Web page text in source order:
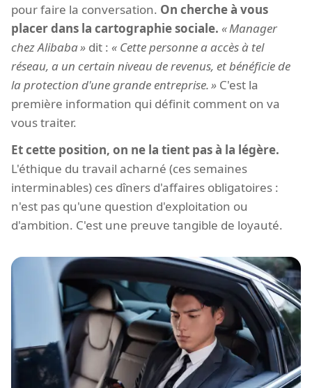
pour faire la conversation. On cherche à vous
placer dans la cartographie sociale.
Manager
chez Alibaba
dit : Cette personne a accès à tel
réseau, a un certain niveau de revenus, et bénéficie de
la protection d'une grande entreprise.
C'est la
première information qui définit comment on va
vous traiter.
Et cette position, on ne la tient pas à la légère.
L'éthique du travail acharné (ces semaines
interminables) ces dîners d'affaires obligatoires :
n'est pas qu'une question d'exploitation ou
d'ambition. C'est une preuve tangible de loyauté.